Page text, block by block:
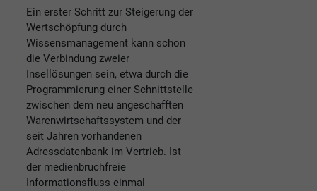
Ein erster Schritt zur Steigerung der
Wertschöpfung durch
Wissensmanagement kann schon
die Verbindung zweier
Insellösungen sein, etwa durch die
Programmierung einer Schnittstelle
zwischen dem neu angeschafften
Warenwirtschaftssystem und der
seit Jahren vorhandenen
Adressdatenbank im Vertrieb. Ist
der medienbruchfreie
Informationsfluss einmal